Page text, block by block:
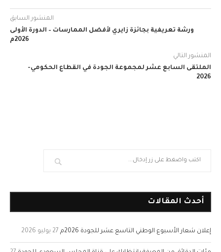
المنشور السابق
ورشة تعريفية بجائزة زايري لأفضل الممارسات – الدورة الأولى
2026م
المنشور التالي
الملتقى السابع عشر لمجموعة الجودة في القطاع الحكومي-
2026
أحدث المقالات
إعلان شعار الأسبوع الوطني التاسع عشر للجودة 2026م 27 يوليو 2026